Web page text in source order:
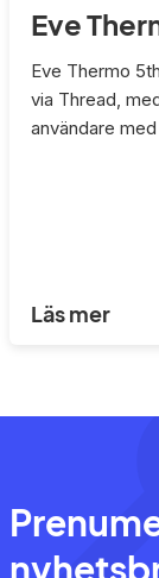
Eve
Eve Thermo
via Thread,
användare
Läs mer